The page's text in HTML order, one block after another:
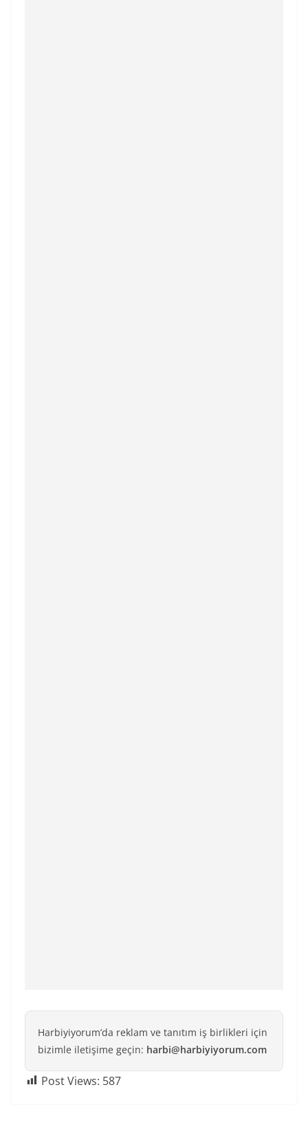
Harbiyiyorum’da reklam ve tanıtım iş birlikleri için
bizimle iletişime geçin: harbi@harbiyiyorum.com
Post Views: 587